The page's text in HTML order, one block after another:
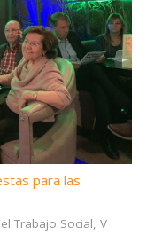
para las
Trabajo Social, V